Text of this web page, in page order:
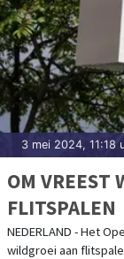
3 mei 2024, 11:18
OM VREEST
FLITSPALEN
NEDERLAND - Het
wildgroei aan